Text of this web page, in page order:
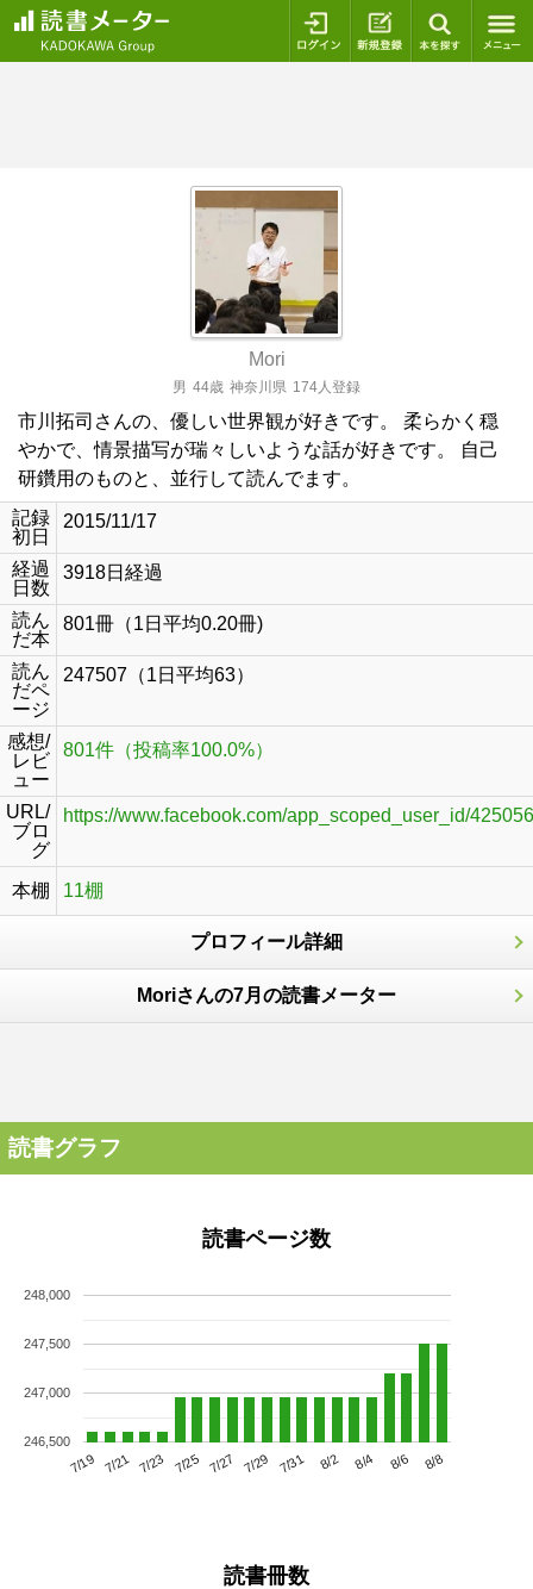
ログイン 新規登録
Mori
男 44歳 神奈川県 174人登録
市川拓司さんの、優しい世界観が好きです。 柔らかく穏
やかで、情景描写が瑞々しいような話が好きです。 自己
研鑽用のものと、並行して読んでます。
記録
初日
2015/11/17
経過
日数
3918日経過
読ん
だ本
801冊（1日平均0.20冊)
読ん
だペ
ージ
247507（1日平均63）
感想/
レビ
ュー
801件（投稿率100.0%）
URL/
ブロ
グ
https://www.facebook.com/app_scoped_user_id/
本棚 11棚
プロフィール詳細
Moriさんの7月の読書メーター
読書グラフ
読書ページ数
7/19 7/21 7/23 7/25 7/27 7/29 7/31 8/2 8/4 8/6 8/8
246,500
247,000
247,500
248,000
読書冊数